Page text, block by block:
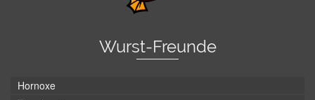
Wurst-Freunde
Hornoxe